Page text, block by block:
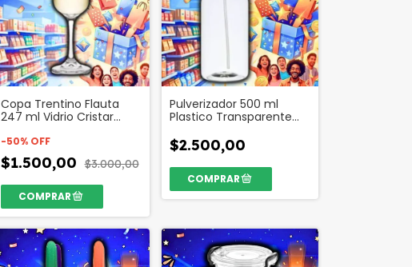
Copa Trentino Flauta
247 ml Vidrio Cristar
-50% OFF
$1.500,00 $3.000,00
Pulverizador 500 ml
Plastico Transparente
$2.500,00